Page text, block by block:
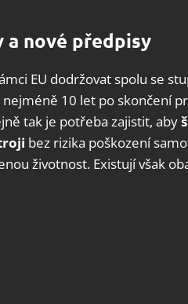
a nové předpisy
EU dodržovat spolu se
10 let po skončení
tak je potřeba zajistit, aby
bez rizika poškození
životnost. Existují však